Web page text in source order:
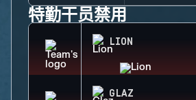
特勤干员禁用
LION
GLAZ